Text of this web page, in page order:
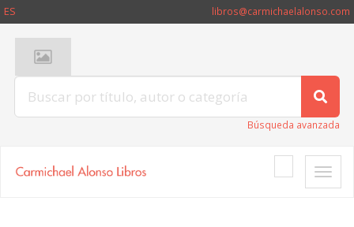
ES libros@carmichaelalonso.com
Búsqueda avanzada
Toggle